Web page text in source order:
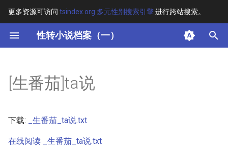
更多资源可访问 tsindex.org 多元性别搜索引擎进行跨站搜索。
性转小说档案（一）
键
开
搜
索
其他信息 [Processed Page
[生番茄]ta说
下载: _生番茄_ta说.txt
在线阅读 _生番茄_ta说.txt